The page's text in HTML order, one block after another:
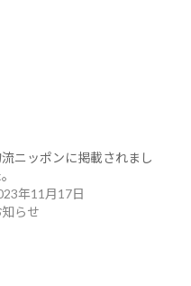
ニッポンに掲載されまし
年11月17日
知らせ